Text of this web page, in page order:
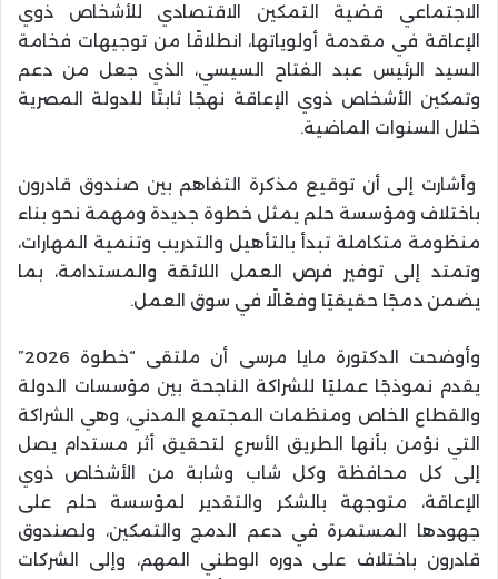
الاجتماعي قضية التمكين الاقتصادي للأشخاص ذوي
الإعاقة في مقدمة أولوياتها، انطلاقًا من توجيهات فخامة
السيد الرئيس عبد الفتاح السيسي، الذي جعل من دعم
وتمكين الأشخاص ذوي الإعاقة نهجًا ثابتًا للدولة المصرية
خلال السنوات الماضية.
وأشارت إلى أن توقيع مذكرة التفاهم بين صندوق قادرون
باختلاف ومؤسسة حلم يمثل خطوة جديدة ومهمة نحو بناء
منظومة متكاملة تبدأ بالتأهيل والتدريب وتنمية المهارات،
وتمتد إلى توفير فرص العمل اللائقة والمستدامة، بما
يضمن دمجًا حقيقيًا وفعّالًا في سوق العمل.
وأوضحت الدكتورة مايا مرسى أن ملتقى “خطوة 2026”
يقدم نموذجًا عمليًا للشراكة الناجحة بين مؤسسات الدولة
والقطاع الخاص ومنظمات المجتمع المدني، وهي الشراكة
التي نؤمن بأنها الطريق الأسرع لتحقيق أثر مستدام يصل
إلى كل محافظة وكل شاب وشابة من الأشخاص ذوي
الإعاقة، متوجهة بالشكر والتقدير لمؤسسة حلم على
جهودها المستمرة في دعم الدمج والتمكين، ولصندوق
قادرون باختلاف على دوره الوطني المهم، وإلى الشركات